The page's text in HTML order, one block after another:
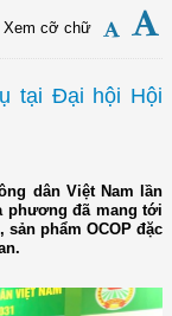
Xem cỡ chữ
tại Đại hội Hội
dân Việt Nam lần
phương đã mang tới
phẩm OCOP đặc